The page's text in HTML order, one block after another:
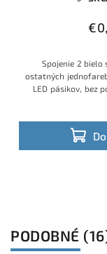
Spojenie 2 bielo
ostatných
LED pásikov, bez
PODOBNÉ